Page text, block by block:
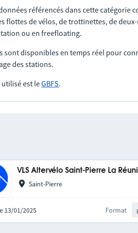
référencés dans cette catégorie
flottes de vélos, de trottinettes, de
ou en freefloating.
sont disponibles en temps réel pour
des stations.
est leGBFS.
VLS Altervélo Saint-Pierre La
Saint-Pierre
13/01/2025 Format